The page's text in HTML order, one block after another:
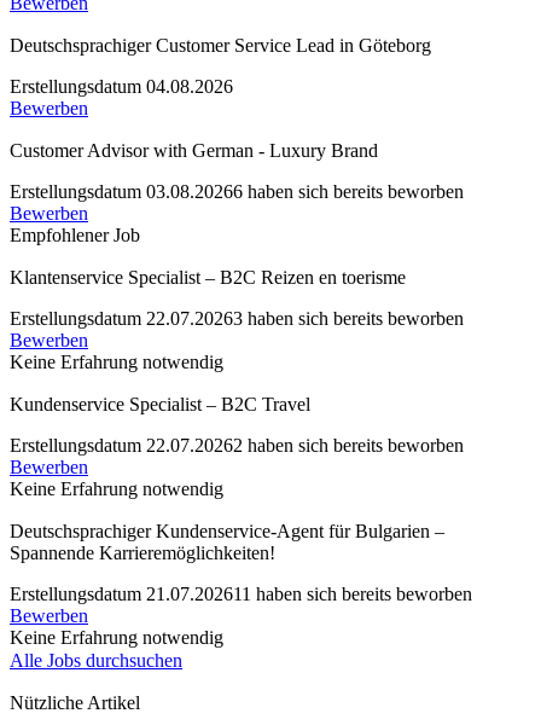
Deutschsprachiger Customer Service Lead in Göteborg
Erstellungsdatum 04.08.2026
Bewerben
Customer Advisor with German - Luxury Brand
Erstellungsdatum 03.08.20266 haben sich bereits beworben
Bewerben
Empfohlener Job
Klantenservice Specialist – B2C Reizen en toerisme
Erstellungsdatum 22.07.20263 haben sich bereits beworben
Bewerben
Keine Erfahrung notwendig
Kundenservice Specialist – B2C Travel
Erstellungsdatum 22.07.20262 haben sich bereits beworben
Bewerben
Keine Erfahrung notwendig
Deutschsprachiger Kundenservice-Agent für Bulgarien –
Spannende Karrieremöglichkeiten!
Erstellungsdatum 21.07.202611 haben sich bereits beworben
Bewerben
Keine Erfahrung notwendig
Alle Jobs durchsuchen
Nützliche Artikel